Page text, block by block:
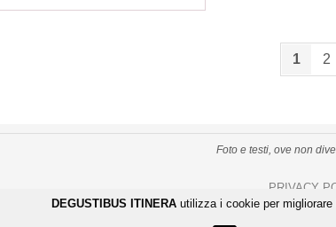
1 2
Foto e testi, ove non
PRIVACY
De Gustibus
DEGUSTIBUS ITINERAutilizza i cookie per migliorare